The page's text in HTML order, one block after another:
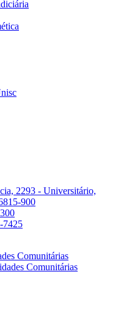
2293 - Universitário,
900
7425